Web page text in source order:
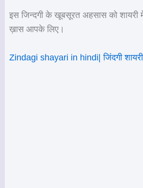
इस जिन्दगी के खूबसूरत अहसास को शायरी
ख़ास आपके लिए।
Zindagi shayari in hindi| जिंदगी शायरी